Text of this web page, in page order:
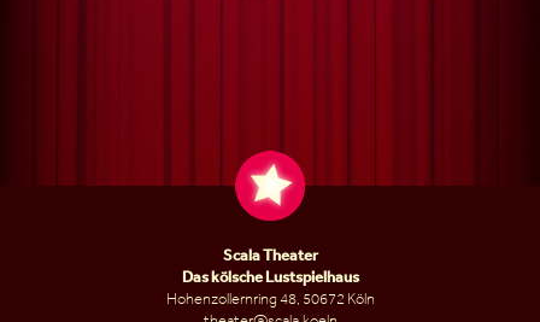
Scala Theater
Das kölsche Lustspielhaus
Hohenzollernring 48, 50672 Köln